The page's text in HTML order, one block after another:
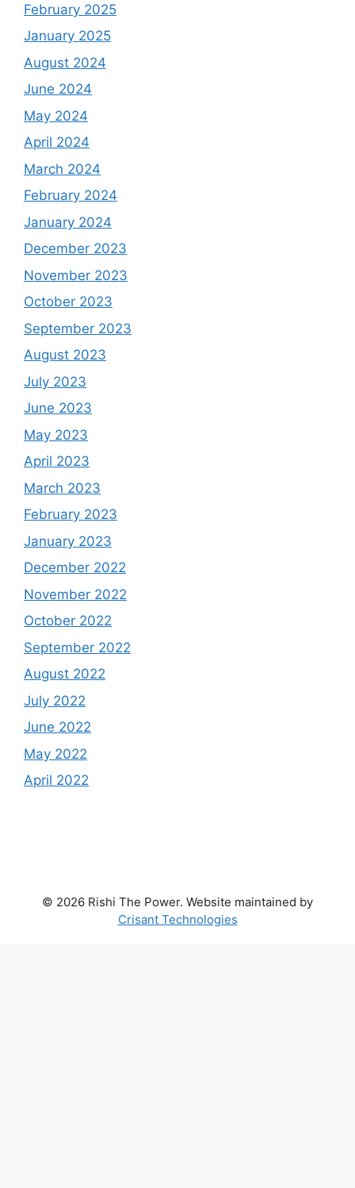
February 2025
January 2025
August 2024
June 2024
May 2024
April 2024
March 2024
February 2024
January 2024
December 2023
November 2023
October 2023
September 2023
August 2023
July 2023
June 2023
May 2023
April 2023
March 2023
February 2023
January 2023
December 2022
November 2022
October 2022
September 2022
August 2022
July 2022
June 2022
May 2022
April 2022
© 2026 Rishi The Power. Website maintained by
Crisant Technologies